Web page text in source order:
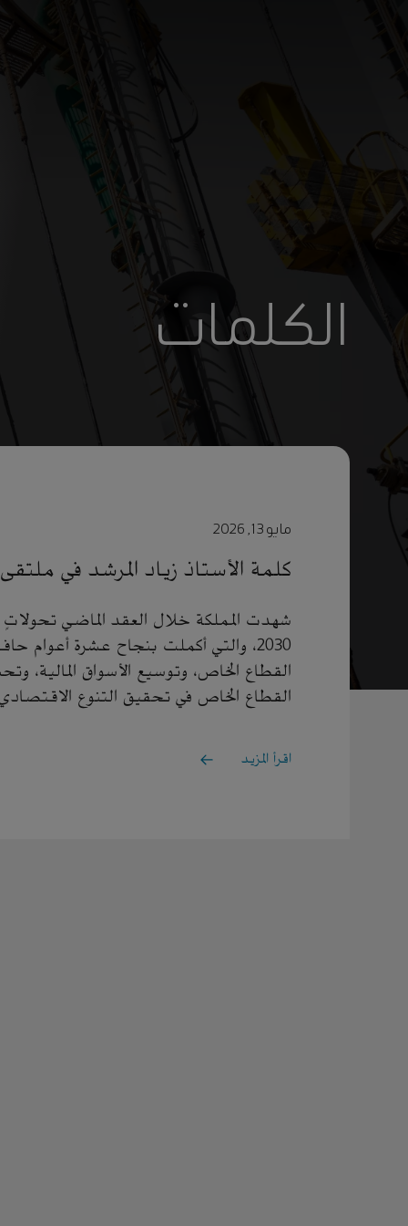
الكلمات
مايو 13, 2026
كلمة الأستاذ زياد المرشد في ملتقى
شهدت المملكة خلال العقد الماضي
2030، والتي أكملت بنجاح عشرة أعوام
القطاع الخاص، وتوسيع الأسواق المالية،
القطاع الخاص في تحقيق التنوع
اقرأ المزيد